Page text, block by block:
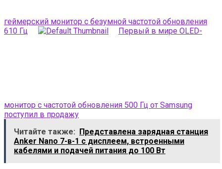
геймерский монитор с безумной частотой обновления
610 Гц
Первый в мире OLED-
монитор с частотой обновления 500 Гц от Samsung
поступил в продажу
Читайте также: Представлена зарядная станция
Anker Nano 7-в-1 с дисплеем, встроенными
кабелями и подачей питания до 100 Вт